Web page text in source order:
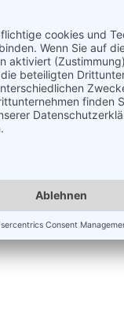
Hier
bieten wir in